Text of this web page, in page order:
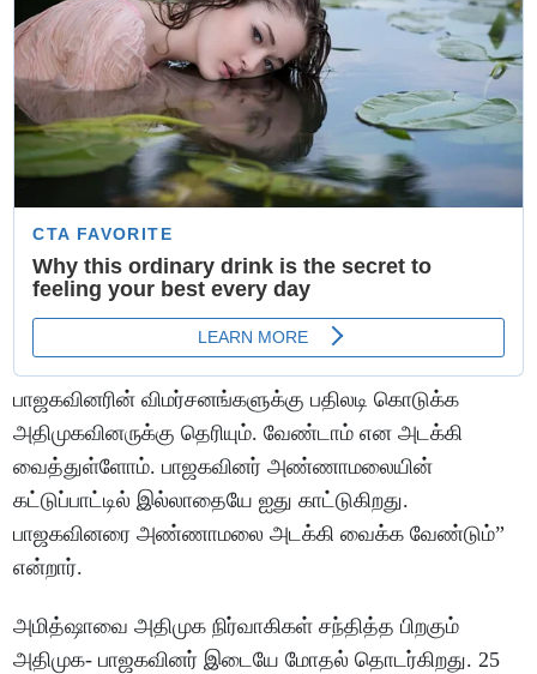
பாஜகவினரின் விமர்சனங்களுக்கு பதிலடி கொடுக்க
அதிமுகவினருக்கு தெரியும். வேண்டாம் என அடக்கி
வைத்துள்ளோம். பாஜகவினர் அண்ணாமலையின்
கட்டுப்பாட்டில் இல்லாதையே ஐது காட்டுகிறது.
பாஜகவினரை அண்ணாமலை அடக்கி வைக்க வேண்டும்”
என்றார்.
அமித்ஷாவை அதிமுக நிர்வாகிகள் சந்தித்த பிறகும்
அதிமுக- பாஜகவினர் இடையே மோதல் தொடர்கிறது. 25